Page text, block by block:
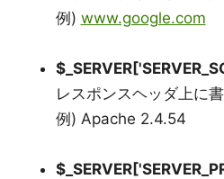
例) www.google.com
レスポンスヘッダ上に
例) Apache 2.4.54